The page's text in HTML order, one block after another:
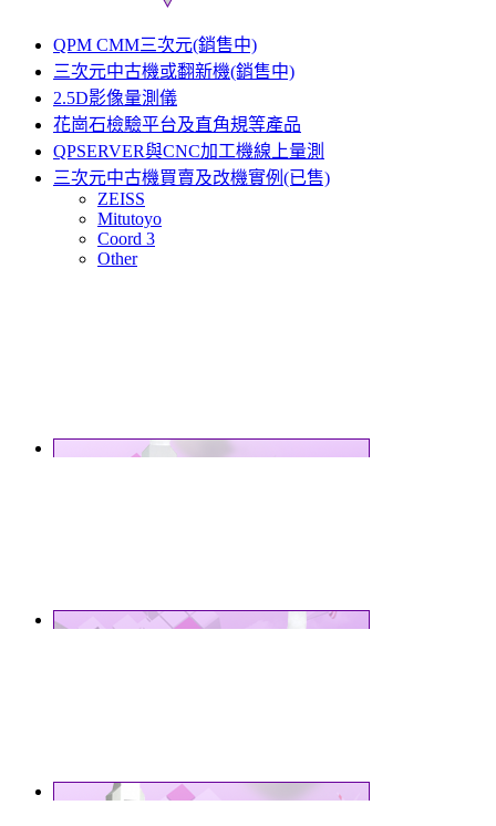
QPM CMM三次元(銷售中)
三次元中古機或翻新機(銷售中)
2.5D影像量測儀
花崗石檢驗平台及直角規等產品
QPSERVER與CNC加工機線上量測
三次元中古機買賣及改機實例(已售)
ZEISS
Mitutoyo
Coord 3
Other